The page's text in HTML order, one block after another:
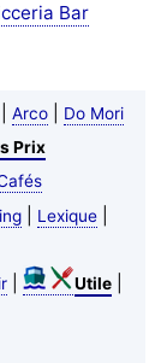
Bar
Arco|
Do Mori
Prix
| Lexique|
| Utile|